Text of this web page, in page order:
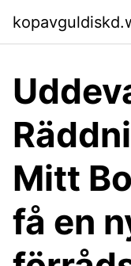
Mitt
få en